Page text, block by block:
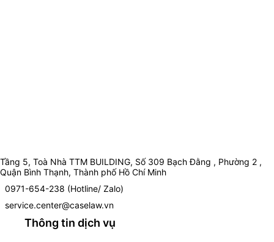
Tầng 5, Toà Nhà TTM BUILDING, Số 309 Bạch Đằng , Phường 2 ,
Quận Bình Thạnh, Thành phố Hồ Chí Minh
0971-654-238 (Hotline/ Zalo)
service.center@caselaw.vn
Thông tin dịch vụ